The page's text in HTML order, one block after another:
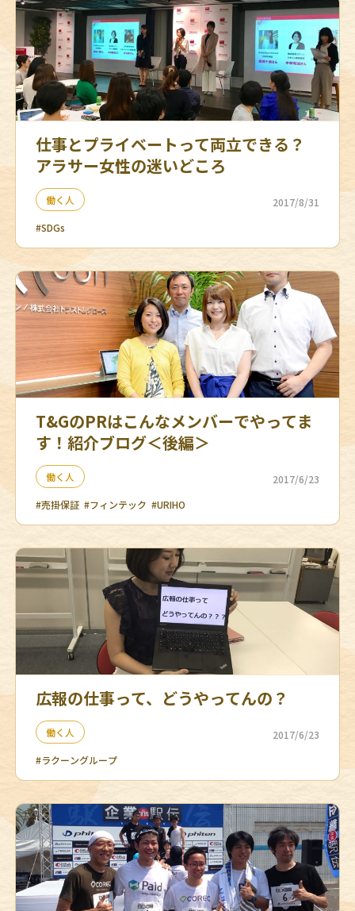
仕事とプライベートって両立できる？
アラサー女性の迷いどころ
働く人
2017/8/31
#SDGs
T&GのPRはこんなメンバーでやってま
す！紹介ブログ＜後編＞
働く人
2017/6/23
#売掛保証 #フィンテック #URIHO
広報の仕事って、どうやってんの？
働く人
2017/6/23
#ラクーングループ